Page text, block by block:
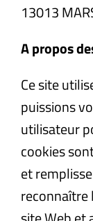
13013
A propos
Ce site
puissions
utilisateur
cookies
et
reconnaître